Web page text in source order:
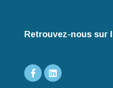
Retrouvez-nous sur